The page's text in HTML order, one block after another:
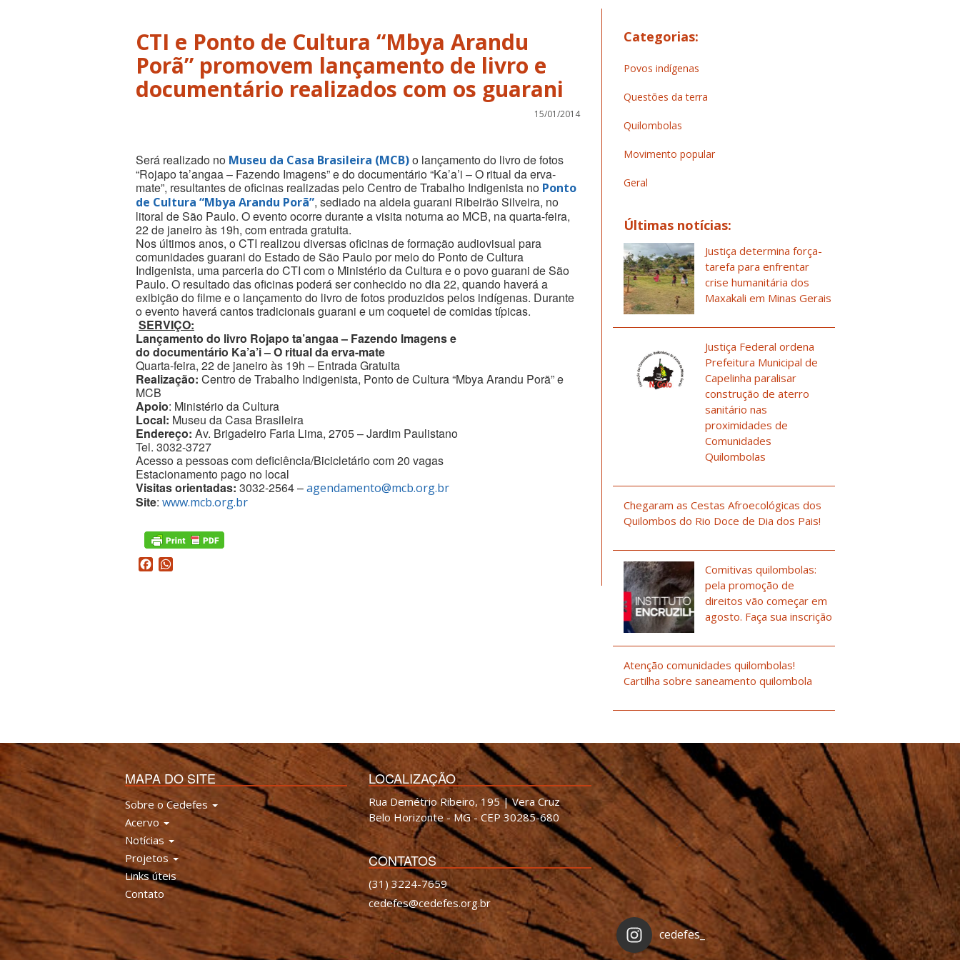
CTI e Ponto de Cultura “Mbya Arandu
Porã” promovem lançamento de livro e
documentário realizados com os guarani
15/01/2014
Será realizado no Museu da Casa Brasileira (MCB)o lançamento do livro de fotos
“Rojapo ta’angaa – Fazendo Imagens” e do documentário “Ka’a’i – O ritual da erva-
mate”, resultantes de oficinas realizadas pelo Centro de Trabalho Indigenista no Ponto
de Cultura “Mbya Arandu Porã”, sediado na aldeia guarani Ribeirão Silveira, no
litoral de São Paulo. O evento ocorre durante a visita noturna ao MCB, na quarta-feira,
22 de janeiro às 19h, com entrada gratuita.
Nos últimos anos, o CTI realizou diversas oficinas de formação audiovisual para
comunidades guarani do Estado de São Paulo por meio do Ponto de Cultura
Indigenista, uma parceria do CTI com o Ministério da Cultura e o povo guarani de São
Paulo. O resultado das oficinas poderá ser conhecido no dia 22, quando haverá a
exibição do filme e o lançamento do livro de fotos produzidos pelos indígenas. Durante
o evento haverá cantos tradicionais guarani e um coquetel de comidas típicas.
SERVIÇO:
Lançamento do livro Rojapo ta’angaa – Fazendo Imagens e
do documentário Ka’a’i – O ritual da erva-mate
Quarta-feira, 22 de janeiro às 19h – Entrada Gratuita
Realização: Centro de Trabalho Indigenista, Ponto de Cultura “Mbya Arandu Porã” e
MCB
Apoio: Ministério da Cultura
Local: Museu da Casa Brasileira
Endereço: Av. Brigadeiro Faria Lima, 2705 – Jardim Paulistano
Tel. 3032-3727
Acesso a pessoas com deficiência/Bicicletário com 20 vagas
Estacionamento pago no local
Visitas orientadas: 3032-2564 –agendamento@mcb.org.br
Site: www.mcb.org.br
Facebook
Categorias:
Povos indígenas
Questões da terra
Quilombolas
Movimento popular
Geral
Últimas notícias:
Justiça determina força-
tarefa para enfrentar
crise humanitária dos
Maxakali em Minas Gerais
Justiça Federal ordena
Prefeitura Municipal de
Capelinha paralisar
construção de aterro
sanitário nas
proximidades de
Comunidades
Quilombolas
Chegaram as Cestas Afroecológicas dos
Quilombos do Rio Doce de Dia dos Pais!
Comitivas quilombolas:
pela promoção de
direitos vão começar em
agosto. Faça sua inscrição
Atenção comunidades quilombolas!
Cartilha sobre saneamento quilombola
MAPA DO SITE
Sobre o Cedefes
Acervo
Notícias
Projetos
Links úteis
Contato
LOCALIZAÇÃO
Rua Demétrio Ribeiro, 195 | Vera Cruz
Belo Horizonte - MG - CEP 30285-680
CONTATOS
(31) 3224-7659
cedefes@cedefes.org.br
cedefes_